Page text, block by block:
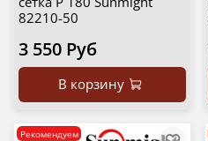
82210-50
3 550 Руб
В корзину
Рекомендуем